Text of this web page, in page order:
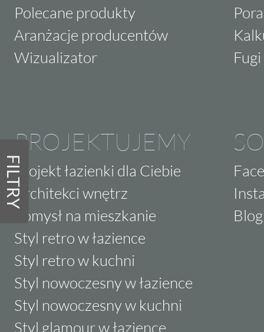
FILTRY
Polecane produkty
Aranżacje producentów
Wizualizator
PROJEKTUJEMY
Projekt łazienki dla Ciebie
Architekci wnętrz
Pomysł na mieszkanie
Styl retro w łazience
Styl retro w kuchni
Styl nowoczesny w łazience
Styl nowoczesny w kuchni
Styl glamour w łazience
Blog